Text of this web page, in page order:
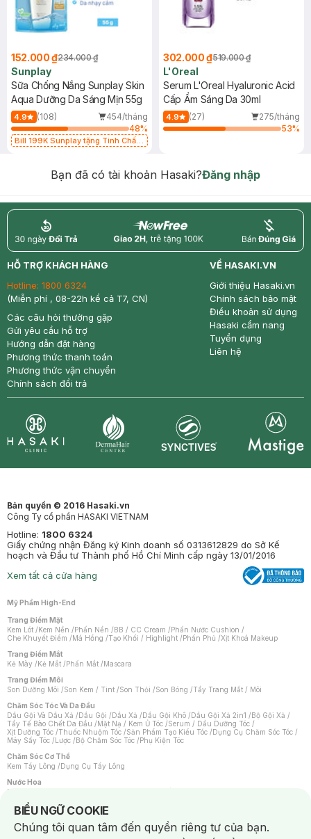
152.000 ₫234.000 ₫
Sunplay
Sữa Chống Nắng Sunplay Skin
Aqua Dưỡng Da Sáng Mịn 55g
4.9 (108)
454/tháng
48%
Bill 199K Sunplay tặng Tinh Chất
302.000 ₫519.000 ₫
L'Oreal
Serum L'Oreal Hyaluronic Acid
Cấp Ẩm Sáng Da 30ml
4.9 (27)
275/tháng
53%
Bạn đã có tài khoản Hasaki?Đăng nhập
return nowfree price
HỖ TRỢ KHÁCH HÀNG
Hotline: 1800 6324
(Miễn phí , 08-22h kể cả T7, CN)
Các câu hỏi thường gặp
Gửi yêu cầu hỗ trợ
Hướng dẫn đặt hàng
Phương thức thanh toán
Phương thức vận chuyển
Chính sách đổi trả
VỀ HASAKI.VN
Giới thiệu Hasaki.vn
Chính sách bảo mật
Điều khoản sử dụng
Hasaki cẩm nang
Tuyển dụng
Liên hệ
Bản quyền © 2016 Hasaki.vn
Công Ty cổ phần HASAKI VIETNAM
Hotline: 1800 6324
Giấy chứng nhận Đăng ký Kinh doanh số 0313612829 do Sở Kế
hoạch và Đầu tư Thành phố Hồ Chí Minh cấp ngày 13/01/2016
Xem tất cả cửa hàng
Mỹ Phẩm High-End
Trang Điểm Mặt
Kem Lót /Kem Nền /Phấn Nền /BB / CC Cream /Phấn Nước Cushion /
Che Khuyết Điểm /Má Hồng /Tạo Khối / Highlight /Phấn Phủ /Xịt Khoá Makeup
Trang Điểm Mắt
Kẻ Mày /Kẻ Mắt /Phấn Mắt /Mascara
Trang Điểm Môi
Son Dưỡng Môi /Son Kem / Tint /Son Thỏi /Son Bóng /Tẩy Trang Mắt / Môi
Chăm Sóc Tóc Và Da Đầu
Dầu Gội Và Dầu Xả /Dầu Gội /Dầu Xả /Dầu Gội Khô /Dầu Gội Xả 2in1 /Bộ Gội Xả /
Tẩy Tế Bào Chết Da Đầu /Mặt Nạ / Kem Ủ Tóc /Serum / Dầu Dưỡng Tóc /
Xịt Dưỡng Tóc /Thuốc Nhuộm Tóc /Sản Phẩm Tạo Kiểu Tóc /Dụng Cụ Chăm Sóc Tóc /
Máy Sấy Tóc /Lược /Bộ Chăm Sóc Tóc /Phụ Kiện Tóc
Chăm Sóc Cơ Thể
Kem Tẩy Lông /Dụng Cụ Tẩy Lông
Nước Hoa
Nước Hoa Nữ
Chăm Sóc Cá Nhân
Chống Muỗi /Khẩu Trang /Máy Massage/Mặt Nạ Xông Hơi /Nước Rửa Tay/
Sản Phẩm Chăm Sóc Khác /Bàn Chải Đánh Răng /Bàn Chải Điện/
BIỂU NGỮ COOKIE
Notice about cookies usage
Chúng tôi quan tâm đến quyền riêng tư của bạn.